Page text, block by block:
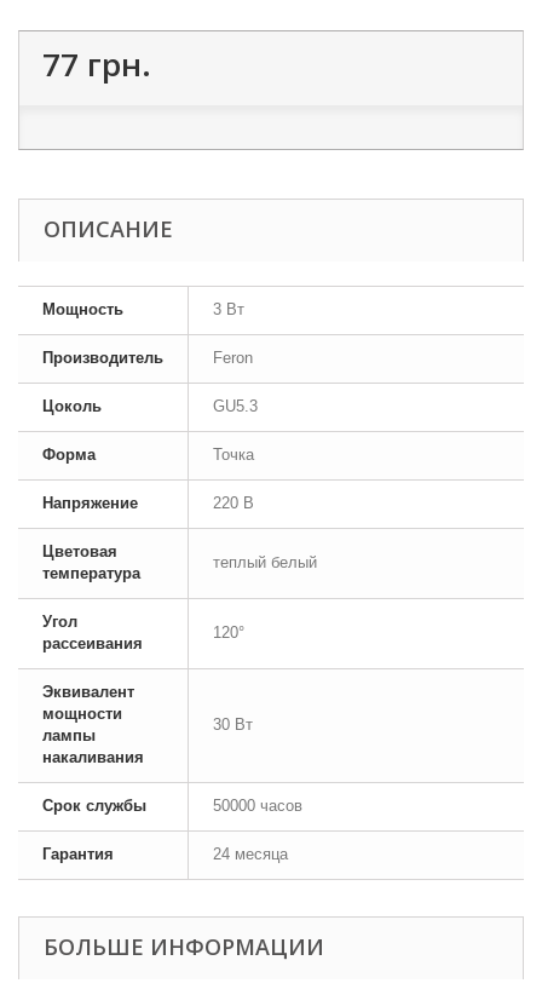
77 грн.
ОПИСАНИЕ
Мощность 3 Вт
Производитель Feron
Цоколь GU5.3
Форма Точка
Напряжение 220 В
Цветовая
температура
теплый белый
Угол
рассеивания
120°
Эквивалент
мощности
лампы
накаливания
30 Вт
Срок службы 50000 часов
Гарантия 24 месяца
БОЛЬШЕ ИНФОРМАЦИИ